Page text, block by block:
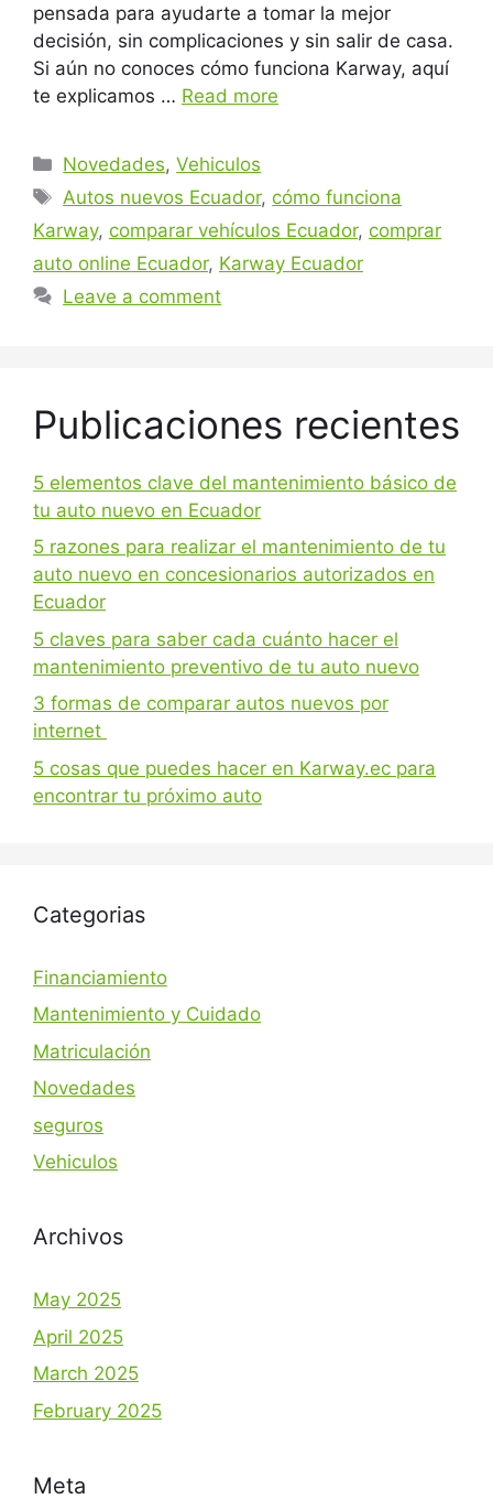
pensada para ayudarte a tomar la mejor
decisión, sin complicaciones y sin salir de casa.
Si aún no conoces cómo funciona Karway, aquí
te explicamos … Read more
Categories
Novedades,Vehiculos
Tags
Autos nuevos Ecuador,cómo funciona
Karway, comparar vehículos Ecuador, comprar
auto online Ecuador, Karway Ecuador
Leave a comment
Publicaciones recientes
5 elementos clave del mantenimiento básico de
tu auto nuevo en Ecuador
5 razones para realizar el mantenimiento de tu
auto nuevo en concesionarios autorizados en
Ecuador
5 claves para saber cada cuánto hacer el
mantenimiento preventivo de tu auto nuevo
3 formas de comparar autos nuevos por
internet
5 cosas que puedes hacer en Karway.ec para
encontrar tu próximo auto
Categorias
Financiamiento
Mantenimiento y Cuidado
Matriculación
Novedades
seguros
Vehiculos
Archivos
May 2025
April 2025
March 2025
February 2025
Meta